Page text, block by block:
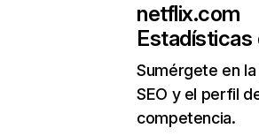
netflix.com
Estadísticas
Sumérgete en
SEO y el perfil
competencia.